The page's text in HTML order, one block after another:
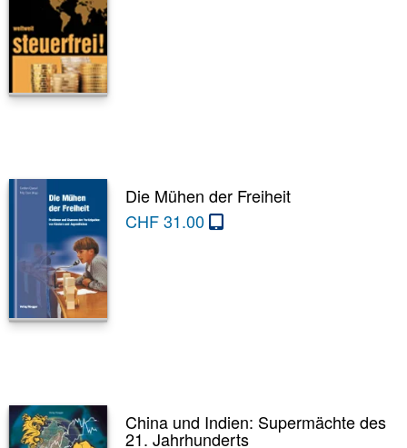
Die Mühen der Freiheit
CHF31.00
China und Indien: Supermächte des
21. Jahrhunderts